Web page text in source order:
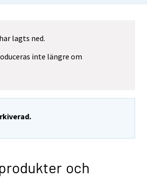
lagts ned.
inte längre om
och